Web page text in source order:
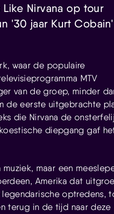
Nirvana op tour
'30 jaar Kurt Cobain'
waar de populaire
MTV
van de groep, minder
de eerste uitgebrachte
die Nirvana de
diepgang gaf
maar een
Amerika dat
optredens,
terug in de tijd naar deze